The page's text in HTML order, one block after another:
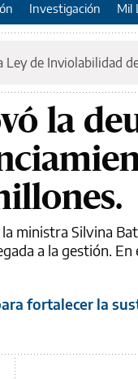
Investigación Mil
Ley de Inviolabilidad
la
ministra Silvina
a la gestión.
fortalecer la